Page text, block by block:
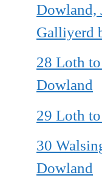
Dowland,
Galliyerd
28 Loth
Dowland
29 Loth
30
Dowland